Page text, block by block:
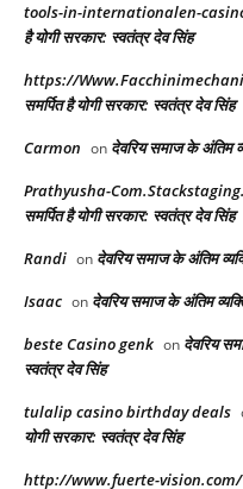
tools-in-internationalen-
है योगी सरकार: स्वतंत्र देव सिंह
https://
समर्पित है योगी सरकार: स्वतंत्र देव सिंह
Carmon on देवरिय समाज के अंतिम
Prathyusha-
समर्पित है योगी सरकार: स्वतंत्र देव सिंह
Randi on देवरिय समाज के अंतिम
Isaac on देवरिय समाज के अंतिम
beste Casino genk on देवरिय
स्वतंत्र देव सिंह
tulalip casino birthday deals
योगी सरकार: स्वतंत्र देव सिंह
http://www.fuerte-vision.com/